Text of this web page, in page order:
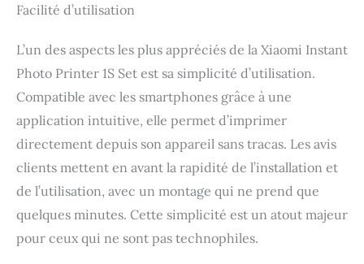
Facilité d’utilisation
L’un des aspects les plus appréciés de la Xiaomi Instant
Photo Printer 1S Set est sa simplicité d’utilisation.
Compatible avec les smartphones grâce à une
application intuitive, elle permet d’imprimer
directement depuis son appareil sans tracas. Les avis
clients mettent en avant la rapidité de l’installation et
de l’utilisation, avec un montage qui ne prend que
quelques minutes. Cette simplicité est un atout majeur
pour ceux qui ne sont pas technophiles.